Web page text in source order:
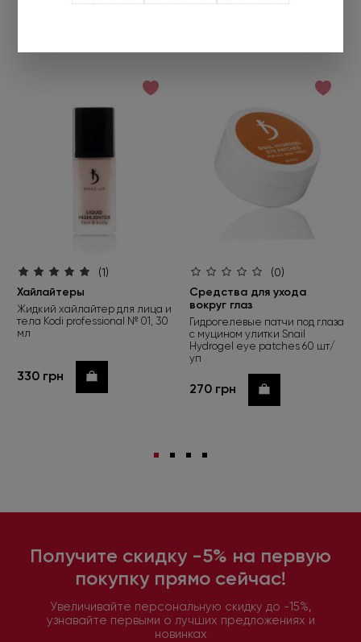
(1)
Хайлайтеры
Жидкий хайлайтер для лица и
тела Kodi professional № 01, 30
мл
330 грн Купить
(0)
Средства для ухода
вокруг глаз
Гидрогелевые патчи под глаза
с муцином улитки Snail
Hydrogel eye patches 60 шт/
уп
270 грн Купить
Получите скидку -5% на первую
покупку прямо сейчас!
Увеличивайте персональную скидку до -15%,
узнавайте первыми о лучших предложениях и
новинках